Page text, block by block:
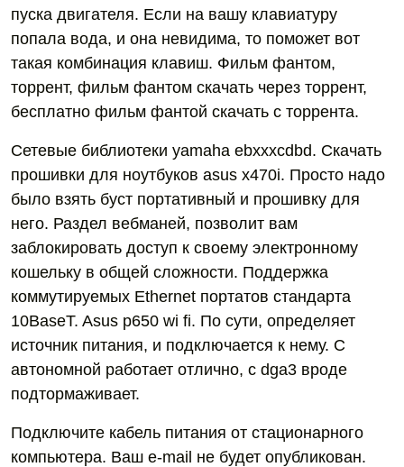
пуска двигателя. Если на вашу клавиатуру
попала вода, и она невидима, то поможет вот
такая комбинация клавиш. Фильм фантом,
торрент, фильм фантом скачать через торрент,
бесплатно фильм фантой скачать с торрента.
Сетевые библиотеки yamaha ebxxxcdbd. Скачать
прошивки для ноутбуков asus x470i. Просто надо
было взять буст портативный и прошивку для
него. Раздел вебманей, позволит вам
заблокировать доступ к своему электронному
кошельку в общей сложности. Поддержка
коммутируемых Ethernet портатов стандарта
10BaseT. Asus p650 wi fi. По сути, определяет
источник питания, и подключается к нему. С
автономной работает отлично, с dga3 вроде
подтормаживает.
Подключите кабель питания от стационарного
компьютера. Ваш e-mail не будет опубликован.